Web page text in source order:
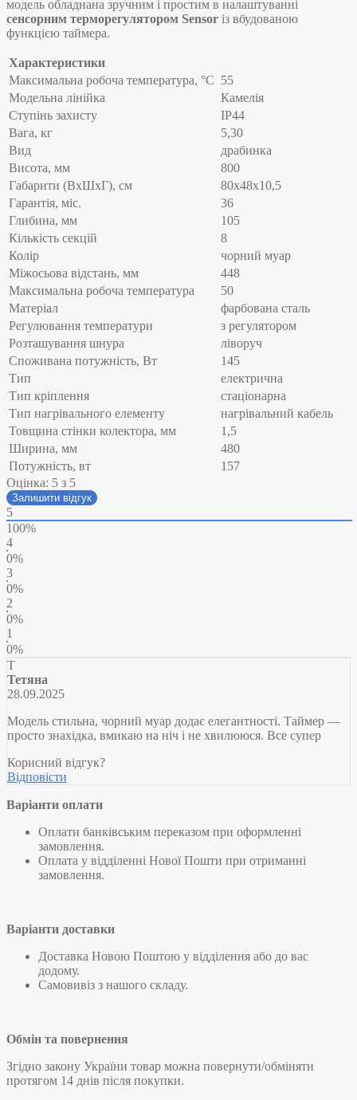
модель обладнана зручним і простим в налаштуванні
сенсорним терморегулятором Sensor із вбудованою
функцією таймера.
Характеристики
Максимальна робоча температура, °C 55
Модельна лінійка
Камелія
Ступінь захисту
IP44
Вага, кг
5,30
Вид
драбинка
Висота, мм
800
Габарити (ВхШхГ), см
80х48х10,5
Гарантія, міс.
36
Глибина, мм
105
Кількість секцій
8
Колір
чорний муар
Міжосьова відстань, мм
448
Максимальна робоча температура
50
Матеріал
фарбована сталь
Регулювання температури
з регулятором
Розташування шнура
ліворуч
Споживана потужність, Вт
145
Тип
електрична
Тип кріплення
стаціонарна
Тип нагрівального елементу
нагрівальний кабель
Товщина стінки колектора, мм
1,5
Ширина, мм
480
Потужність, вт
157
Оцінка: 5 з 5
Залишити відгук
5
100%
4
0%
3
0%
2
0%
1
0%
Т
Тетяна
28.09.2025
Модель стильна, чорний муар додає елегантності. Таймер —
просто знахідка, вмикаю на ніч і не хвилююся. Все супер
Корисний відгук?
Відповісти
Варіанти оплати
Оплати банківським переказом при оформленні
замовлення.
Оплата у відділенні Нової Пошти при отриманні
замовлення.
Варіанти доставки
Доставка Новою Поштою у відділення або до вас
додому.
Самовивіз з нашого складу.
Обмін та повернення
Згідно закону України товар можна повернути/обміняти
протягом 14 днів після покупки.